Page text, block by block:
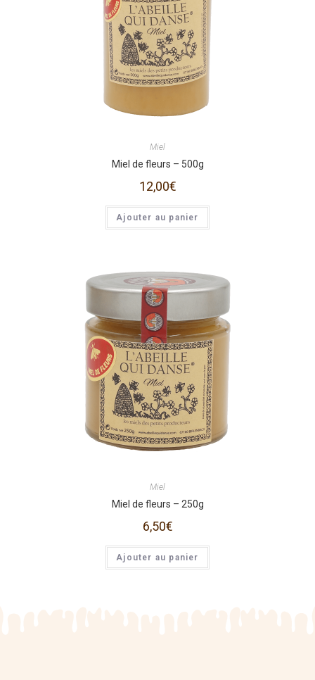
Miel
Miel de fleurs – 500g
12,00€
Ajouter au panier
Miel
Miel de fleurs – 250g
6,50€
Ajouter au panier